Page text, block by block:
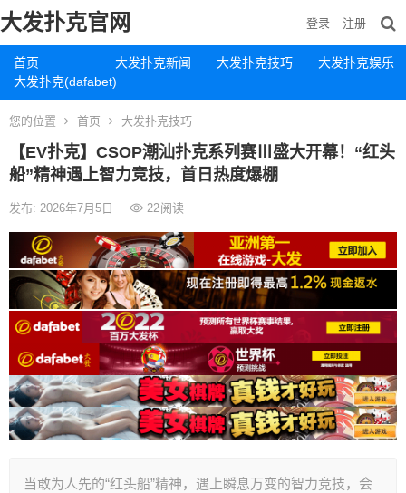
大发扑克官网
首页 大发扑克新闻 大发扑克技巧
大发扑克娱乐
大发扑克(dafabet)
登录 注册
您的位置 首页 大发扑克技巧
【EV扑克】CSOP潮汕扑克系列赛Ⅲ盛大开幕！“红头
船”精神遇上智力竞技，首日热度爆棚
发布: 2026年7月5日 22阅读
当敢为人先的“红头船”精神，遇上瞬息万变的智力竞技，会